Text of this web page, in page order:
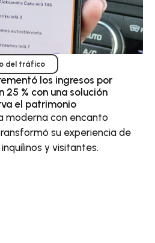
del tráfico
los ingresos por
25 % con una solución
el patrimonio
moderna con encanto
su experiencia de
y visitantes.